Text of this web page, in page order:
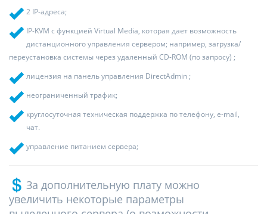
2 IP-адреса;
IP-KVM с функцией Virtual Media, которая дает возможность
дистанционного управления сервером; например, загрузка/
переустановка системы через удаленный CD-ROM (по запросу) ;
лицензия на панель управления DirectAdmin ;
неограниченный трафик;
круглосуточная техническая поддержка по телефону, e-mail,
чат.
управление питанием сервера;
За дополнительную плату можно
увеличить некоторые параметры